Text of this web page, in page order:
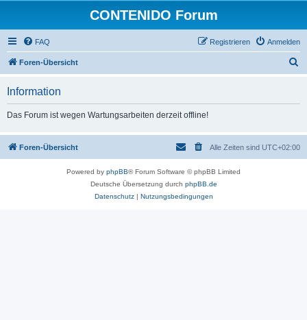
CONTENIDO Forum
FAQ Anmelden
Registrieren
Foren-Übersicht
Information
Das Forum ist wegen Wartungsarbeiten derzeit offline!
Foren-Übersicht Alle Zeiten sind UTC+02:00
Powered by phpBB® Forum Software © phpBB Limited
Deutsche Übersetzung durch phpBB.de
Datenschutz| Nutzungsbedingungen